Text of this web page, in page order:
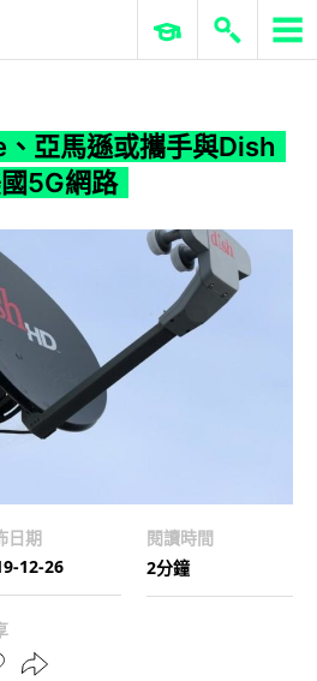
ERP 與商業 AI
亞馬遜或攜手與Dish
5G網路
日期
12-26
閱讀時間
2分鐘